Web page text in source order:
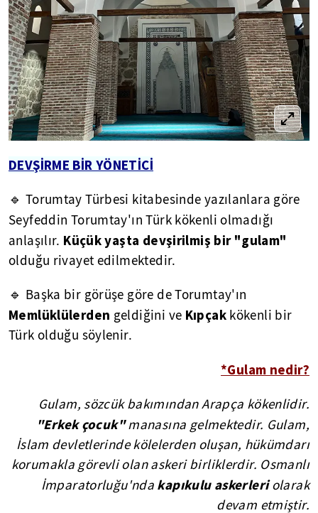
DEVŞİRME BİR YÖNETİCİ
🔹 Torumtay Türbesi kitabesinde yazılanlara göre
Seyfeddin Torumtay'ın Türk kökenli olmadığı
anlaşılır. Küçük yaşta devşirilmiş bir "gulam"
olduğu rivayet edilmektedir.
🔹 Başka bir görüşe göre de Torumtay'ın
Memlüklülerden geldiğini ve Kıpçak kökenli bir
Türk olduğu söylenir.
*Gulam nedir?
Gulam, sözcük bakımından Arapça kökenlidir.
"Erkek çocuk"manasına gelmektedir. Gulam,
İslam devletlerinde kölelerden oluşan, hükümdarı
korumakla görevli olan askeri birliklerdir. Osmanlı
İmparatorluğu'nda kapıkulu askerleriolarak
devam etmiştir.